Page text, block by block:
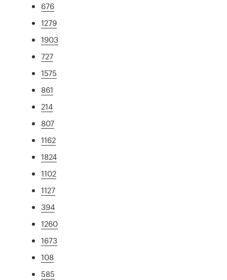
676
1279
1903
727
1575
861
214
807
1162
1824
1102
1127
394
1260
1673
108
585